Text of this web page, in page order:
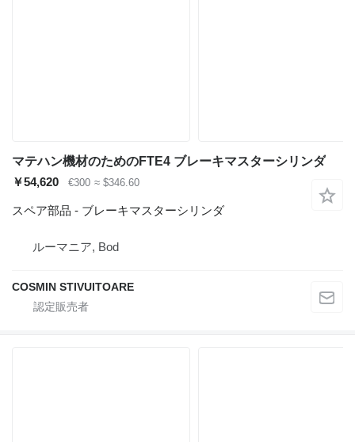
マテハン機材のためのFTE4 ブレーキマスターシリンダ
￥54,620
€300 ≈ $346.60
スペア部品 - ブレーキマスターシリンダ
ルーマニア, Bod
COSMIN STIVUITOARE